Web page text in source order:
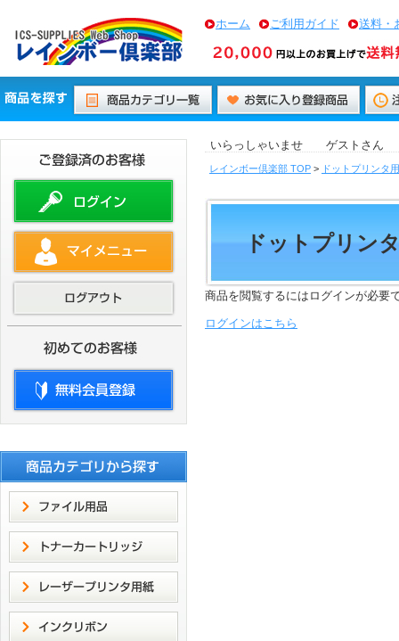
ホーム ご利用ガイド 送料・
いらっしゃいませ ゲストさん
レインボー倶楽部 TOP > ドットプリンタ
ドットプリン
商品を閲覧するにはログインが必要
ログインはこちら